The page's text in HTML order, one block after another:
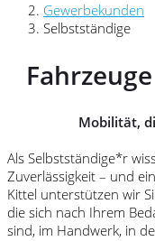
Gewerbekunden
Selbstständige
Mobilität,
Als Selbstständige*r
Zuverlässigkeit – und
Kittel unterstützen wir
die sich nach Ihrem
sind, im Handwerk, in